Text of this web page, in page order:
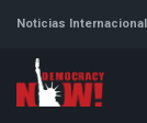
Noticias